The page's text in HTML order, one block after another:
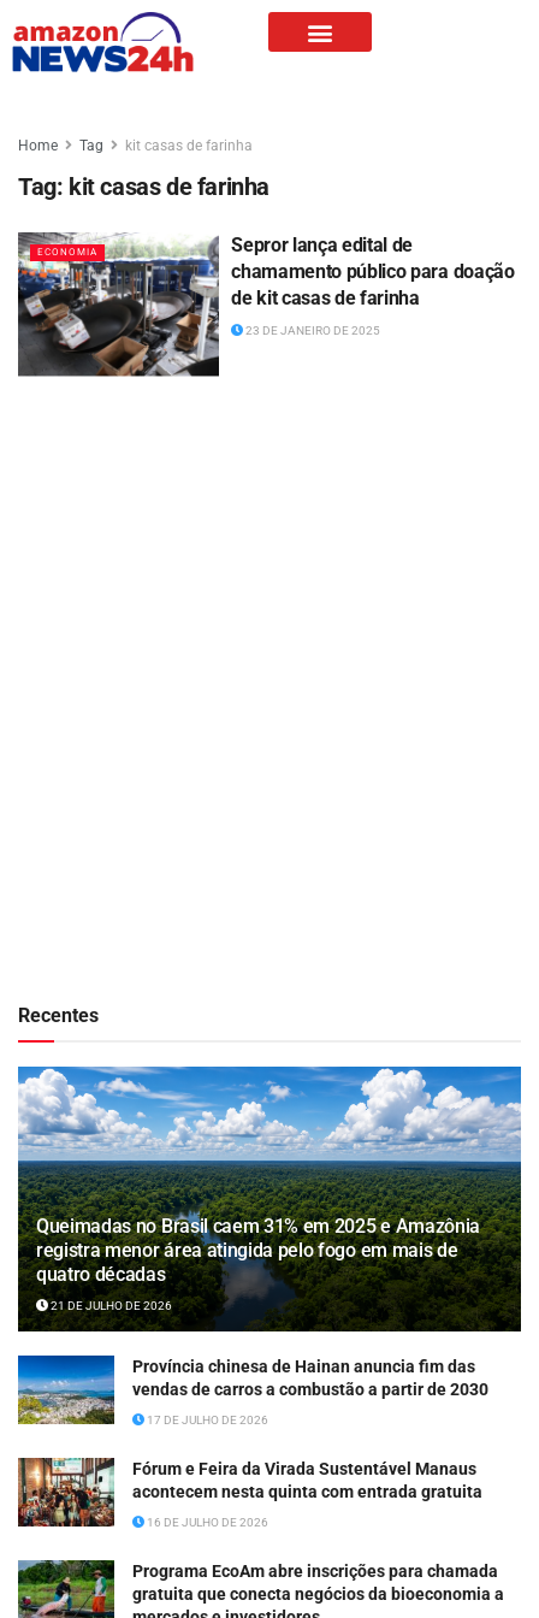
Home Tag kit casas de farinha
Tag: kit casas de farinha
ECONOMIA
Sepror lança edital de
chamamento público para doação
de kit casas de farinha
23 DE JANEIRO DE 2025
Recentes
Queimadas no Brasil caem 31% em 2025 e Amazônia
registra menor área atingida pelo fogo em mais de
quatro décadas
21 DE JULHO DE 2026
Província chinesa de Hainan anuncia fim das
vendas de carros a combustão a partir de 2030
17 DE JULHO DE 2026
Fórum e Feira da Virada Sustentável Manaus
acontecem nesta quinta com entrada gratuita
16 DE JULHO DE 2026
Programa EcoAm abre inscrições para chamada
gratuita que conecta negócios da bioeconomia a